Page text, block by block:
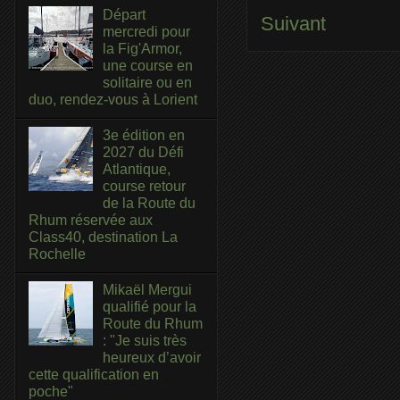
Suivant
Départ
mercredi pour
la Fig'Armor,
une course en
solitaire ou en
duo, rendez-vous à Lorient
3e édition en
2027 du Défi
Atlantique,
course retour
de la Route du
Rhum réservée aux
Class40, destination La
Rochelle
Mikaël Mergui
qualifié pour la
Route du Rhum
: "Je suis très
heureux d’avoir
cette qualification en
poche"